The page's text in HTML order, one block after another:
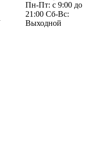
Пн-Пт: с 9:00 до
21:00 Сб-Вс:
Выходной